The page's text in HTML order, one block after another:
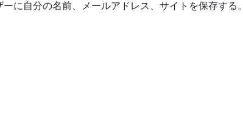
に自分の名前、メールアドレス、サイトを保存する。